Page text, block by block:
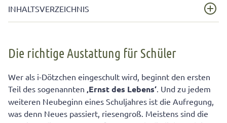
INHALTSVERZEICHNIS
Der Schulrucksack ist Aushängeschild eines neuen
Kleine Lernutensilien mit großer Bedeutung
Die richtige Austattung für Schüler
Wer als i-Dötzchen eingeschult wird, beginnt den ersten
Teil des sogenannten ‚Ernst des Lebens‘. Und zu jedem
weiteren Neubeginn eines Schuljahres ist die Aufregung,
was denn Neues passiert, riesengroß. Meistens sind die